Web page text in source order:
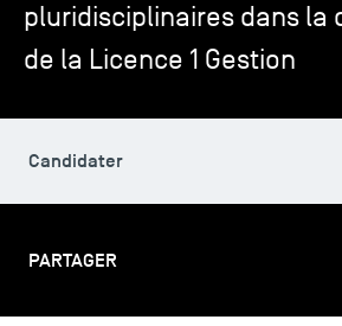
TSM-Research
Alumni
PARTAGER
pluridisciplinaires dans la
de la Licence 1 Gestion
Candidater